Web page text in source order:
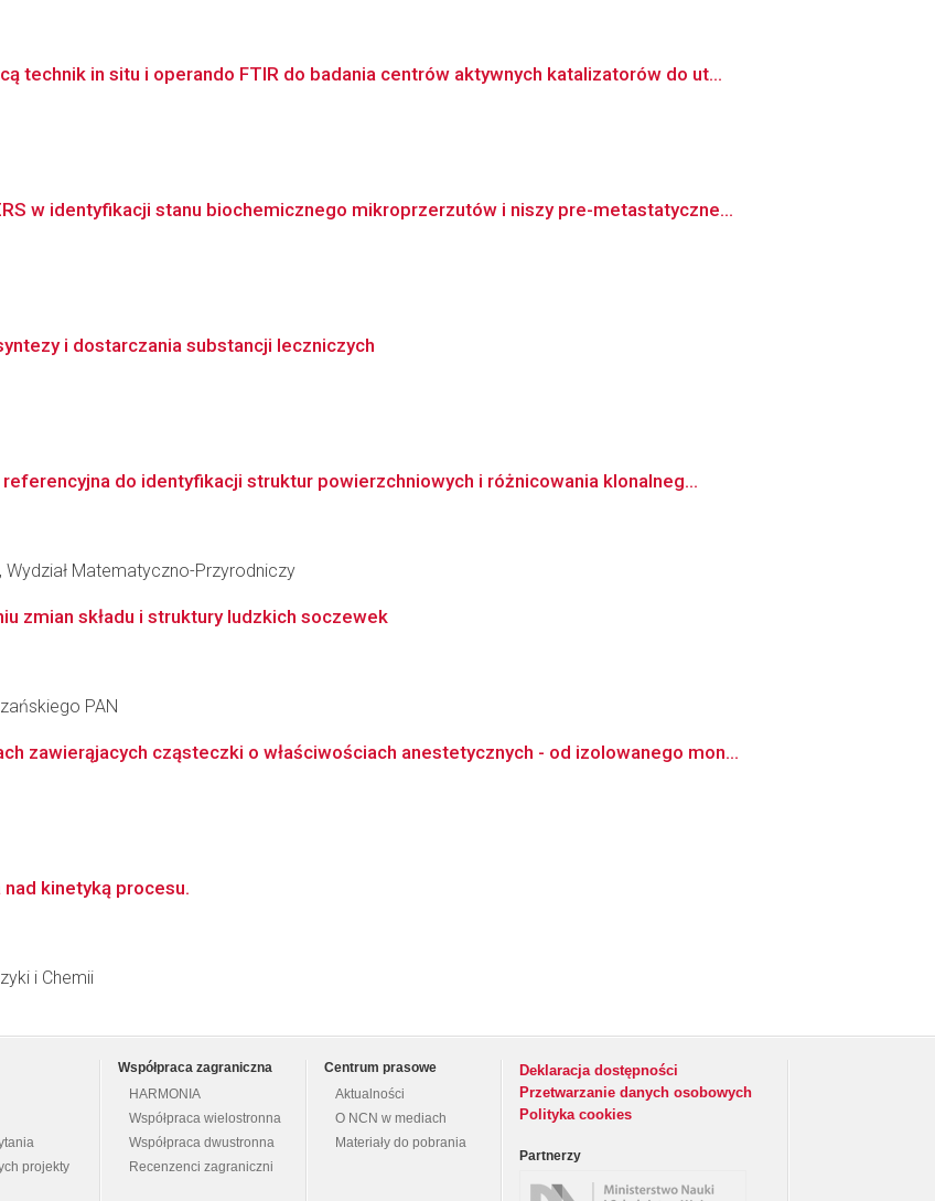
technik in situ i operando FTIR do badania centrów aktywnych katalizatorów do ut...
w identyfikacji stanu biochemicznego mikroprzerzutów i niszy pre-metastatyczne...
i dostarczania substancji leczniczych
do identyfikacji struktur powierzchniowych i różnicowania klonalneg...
Matematyczno-Przyrodniczy
zmian składu i struktury ludzkich soczewek
PAN
zawierąjacych cząsteczki o właściwościach anestetycznych - od izolowanego mon...
kinetyką procesu.
i Chemii
projekty
Współpraca zagraniczna
HARMONIA
Współpraca wielostronna
Współpraca dwustronna
Recenzenci zagraniczni
Centrum prasowe
Aktualności
O NCN w mediach
Materiały do pobrania
Deklaracja dostępności
Przetwarzanie danych osobowych
Polityka cookies
Partnerzy